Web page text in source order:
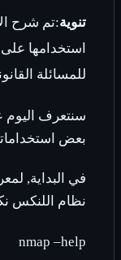
تنوية:تم شرح
استخدامها
للمسائلة
سنتعرف
بعض
في البداية,
نظام اللنكس
nmap –help